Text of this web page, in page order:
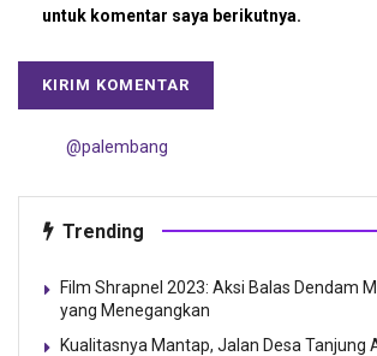
untuk komentar saya berikutnya.
@palembang
Trending
Film Shrapnel 2023: Aksi Balas Dendam
yang Menegangkan
Kualitasnya Mantap, Jalan Desa Tanjung